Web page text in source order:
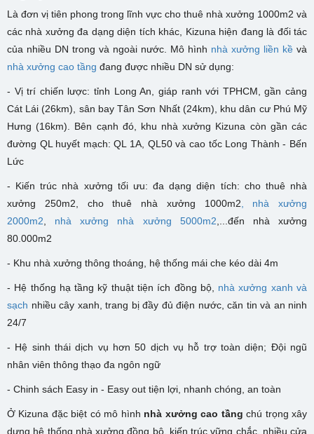
Là đơn vị tiên phong trong lĩnh vực cho thuê nhà xưởng 1000m2 và
các nhà xưởng đa dạng diện tích khác, Kizuna hiện đang là đối tác
của nhiều DN trong và ngoài nước. Mô hình nhà xưởng liền kề và
nhà xưởng cao tầng đang được nhiều DN sử dụng:
- Vị trí chiến lược: tỉnh Long An, giáp ranh với TPHCM, gần cảng
Cát Lái (26km), sân bay Tân Sơn Nhất (24km), khu dân cư Phú Mỹ
Hưng (16km). Bên cạnh đó, khu nhà xưởng Kizuna còn gần các
đường QL huyết mạch: QL 1A, QL50 và cao tốc Long Thành - Bến
Lức
- Kiến trúc nhà xưởng tối ưu: đa dạng diện tích: cho thuê nhà
xưởng 250m2, cho thuê nhà xưởng 1000m2
nhà xưởng
2000m2
nhà xưởng nhà xưởng 5000m2 ,...đến nhà xưởng
80.000m2
- Khu nhà xưởng thông thoáng, hệ thống mái che kéo dài 4m
- Hệ thống hạ tầng kỹ thuật tiện ích đồng bộ, nhà xưởng xanh và
sạch nhiều cây xanh, trang bị đầy đủ điện nước, căn tin và an ninh
24/7
- Hệ sinh thái dịch vụ hơn 50 dịch vụ hỗ trợ toàn diện; Đội ngũ
nhân viên thông thạo đa ngôn ngữ
- Chinh sách Easy in - Easy out tiện lợi, nhanh chóng, an toàn
Ở Kizuna đặc biệt có mô hình nhà xưởng cao tầng chú trọng xây
dựng hệ thống nhà xưởng đồng bộ, kiến trúc vững chắc, nhiều cửa